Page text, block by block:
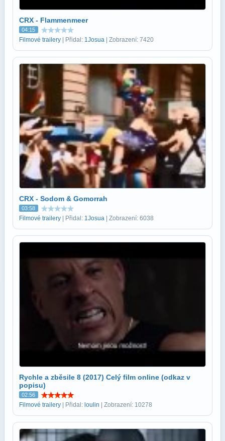
CRX - Flammenmeer
04:15
Filmové trailery | Přidal: 1Josua | Zobrazení: 7420
CRX - Sodom & Gomorrah
03:58
Filmové trailery | Přidal: 1Josua | Zobrazení: 6038
Rychle a zběsile 8 (2017) Celý film online (odkaz v
popisu)
02:56
Filmové trailery | Přidal: loulin | Zobrazení: 10278